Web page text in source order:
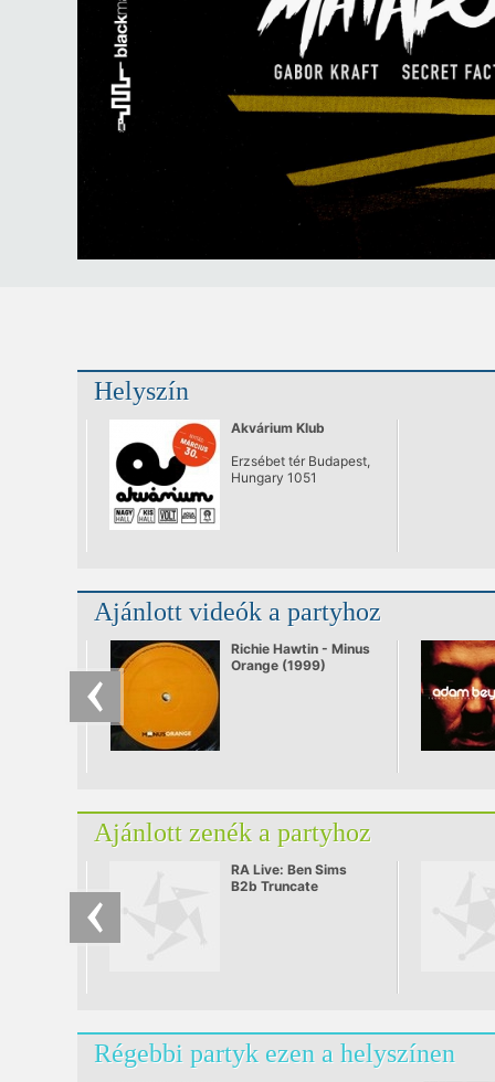
Helyszín
Akvárium Klub
Erzsébet tér Budapest,
Hungary 1051
Ajánlott videók a partyhoz
Richie Hawtin - Minus
Orange (1999)
Ajánlott zenék a partyhoz
RA Live: Ben Sims
B2b Truncate
Régebbi partyk ezen a helyszínen